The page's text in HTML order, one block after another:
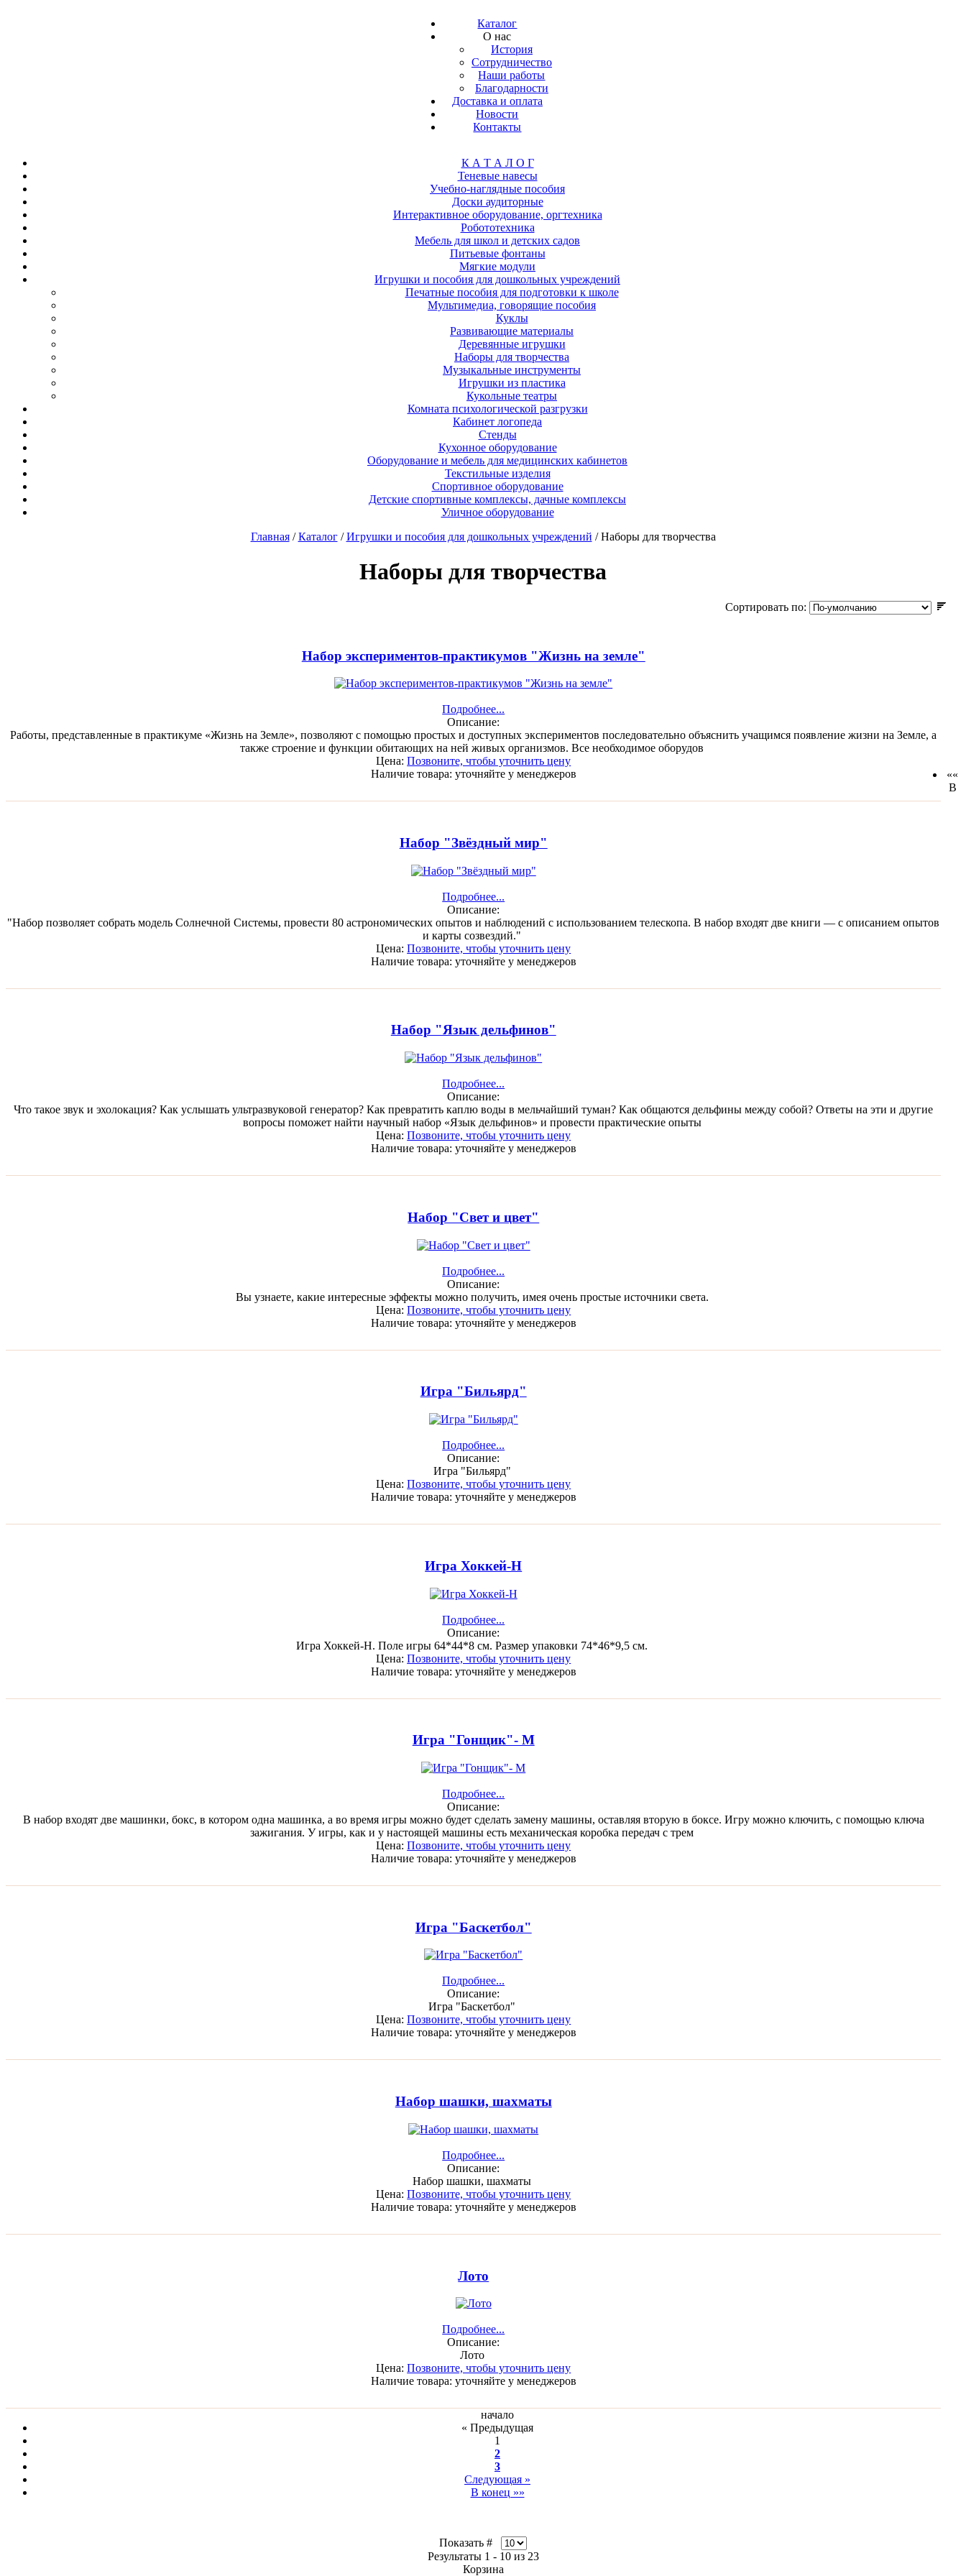
Каталог
О нас
История
Сотрудничество
Наши работы
Благодарности
Доставка и оплата
Новости
Контакты
К А Т А Л О Г
Теневые навесы
Учебно-наглядные пособия
Доски аудиторные
Интерактивное оборудование, оргтехника
Робототехника
Мебель для школ и детских садов
Питьевые фонтаны
Мягкие модули
Игрушки и пособия для дошкольных учреждений
Печатные пособия для подготовки к школе
Мультимедиа, говорящие пособия
Куклы
Развивающие материалы
Деревянные игрушки
Наборы для творчества
Музыкальные инструменты
Игрушки из пластика
Кукольные театры
Комната психологической разгрузки
Кабинет логопеда
Стенды
Кухонное оборудование
Оборудование и мебель для медицинских кабинетов
Текстильные изделия
Спортивное оборудование
Детские спортивные комплексы, дачные комплексы
Уличное оборудование
Главная/Каталог/Игрушки и пособия для дошкольных учреждений / Наборы для творчества
Наборы для творчества
Сортировать по:
Набор экспериментов-практикумов "Жизнь на земле"
Подробнее...
Описание:
Работы, представленные в практикуме «Жизнь на Земле», позволяют с помощью простых и доступных экспериментов последовательно объяснить учащимся появление жизни на Земле, а
также строение и функции обитающих на ней живых организмов. Все необходимое оборудов
Цена:Позвоните, чтобы уточнить цену
Наличие товара: уточняйте у менеджеров
Набор "Звёздный мир"
Подробнее...
Описание:
"Набор позволяет собрать модель Солнечной Системы, провести 80 астрономических опытов и наблюдений с использованием телескопа. В набор входят две книги — с описанием опытов
и карты созвездий."
Цена:Позвоните, чтобы уточнить цену
Наличие товара: уточняйте у менеджеров
Набор "Язык дельфинов"
Подробнее...
Описание:
Что такое звук и эхолокация? Как услышать ультразвуковой генератор? Как превратить каплю воды в мельчайший туман? Как общаются дельфины между собой? Ответы на эти и другие
вопросы поможет найти научный набор «Язык дельфинов» и провести практические опыты
Цена:Позвоните, чтобы уточнить цену
Наличие товара: уточняйте у менеджеров
Набор "Свет и цвет"
Подробнее...
Описание:
Вы узнаете, какие интересные эффекты можно получить, имея очень простые источники света.
Цена:Позвоните, чтобы уточнить цену
Наличие товара: уточняйте у менеджеров
Игра "Бильярд"
Подробнее...
Описание:
Игра "Бильярд"
Цена:Позвоните, чтобы уточнить цену
Наличие товара: уточняйте у менеджеров
Игра Хоккей-Н
Подробнее...
Описание:
Игра Хоккей-Н. Поле игры 64*44*8 см. Размер упаковки 74*46*9,5 см.
Цена:Позвоните, чтобы уточнить цену
Наличие товара: уточняйте у менеджеров
Игра "Гонщик"- М
Подробнее...
Описание:
В набор входят две машинки, бокс, в котором одна машинка, а во время игры можно будет сделать замену машины, оставляя вторую в боксе. Игру можно ключить, с помощью ключа
зажигания. У игры, как и у настоящей машины есть механическая коробка передач с трем
Цена:Позвоните, чтобы уточнить цену
Наличие товара: уточняйте у менеджеров
Игра "Баскетбол"
Подробнее...
Описание:
Игра "Баскетбол"
Цена:Позвоните, чтобы уточнить цену
Наличие товара: уточняйте у менеджеров
Набор шашки, шахматы
Подробнее...
Описание:
Набор шашки, шахматы
Цена:Позвоните, чтобы уточнить цену
Наличие товара: уточняйте у менеджеров
Лото
Подробнее...
Описание:
Лото
Цена:Позвоните, чтобы уточнить цену
Наличие товара: уточняйте у менеджеров
««
В
начало
« Предыдущая
1
2
3
Следующая »
В конец »»
Показать #
Результаты 1 - 10 из 23
Корзина